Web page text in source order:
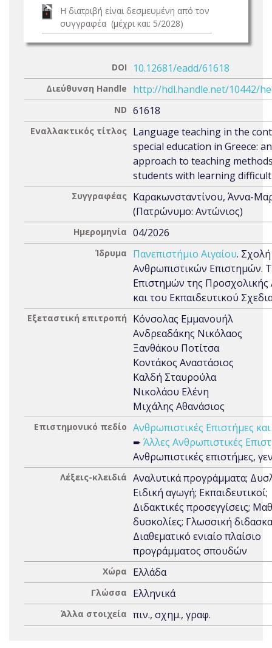
Η διατριβή είναι δεσμευμένη από τον
συγγραφέα (μέχρι και: 5/2028)
DOI 10.12681/eadd/61618
Διεύθυνση Handle http://hdl.handle.net/10442/
ND 61618
Εναλλακτικός τίτλος Language teaching in the
special education in Greece: an
approach to teaching
students with learning
Συγγραφέας Καρακωνσταντίνου, Άννα-
(Πατρώνυμο: Αντώνιος)
Ημερομηνία 04/2026
Ίδρυμα Πανεπιστήμιο Αιγαίου. Σχολή
Ανθρωπιστικών Επιστημών.
Επιστημών της Προσχολικής
και του Εκπαιδευτικού
Εξεταστική επιτροπή
Κόνσολας Εμμανουήλ
Ανδρεαδάκης Νικόλαος
Ξανθάκου Ποτίτσα
Κοντάκος Αναστάσιος
Καλδή Σταυρούλα
Νικολάου Ελένη
Μιχάλης Αθανάσιος
Επιστημονικό πεδίο Ανθρωπιστικές Επιστήμες
➨ Άλλες Ανθρωπιστικές
Ανθρωπιστικές επιστήμες,
Λέξεις-κλειδιά Αναλυτικά προγράμματα;
Ειδική αγωγή; Εκπαιδευτικοί;
Διδακτικές προσεγγίσεις;
δυσκολίες; Γλωσσική
Διαθεματικό ενιαίο πλαίσιο
προγράμματος σπουδών
Χώρα Ελλάδα
Γλώσσα Ελληνικά
Άλλα στοιχεία πιν., σχημ., γραφ.